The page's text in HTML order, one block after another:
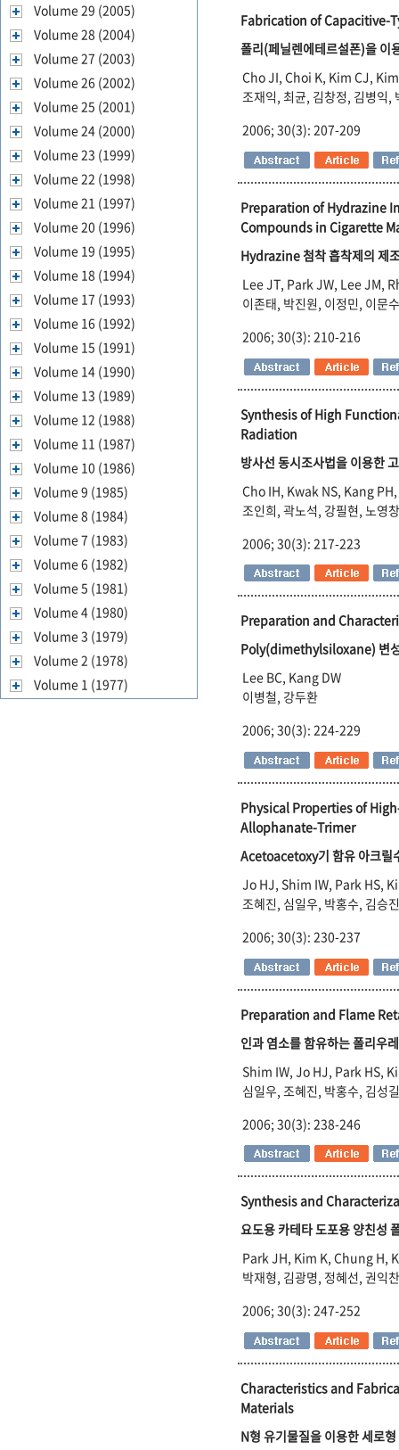
Volume 29 (2005)
Volume 28 (2004)
Volume 27 (2003)
Volume 26 (2002)
Volume 25 (2001)
Volume 24 (2000)
Volume 23 (1999)
Volume 22 (1998)
Volume 21 (1997)
Volume 20 (1996)
Volume 19 (1995)
Volume 18 (1994)
Volume 17 (1993)
Volume 16 (1992)
Volume 15 (1991)
Volume 14 (1990)
Volume 13 (1989)
Volume 12 (1988)
Volume 11 (1987)
Volume 10 (1986)
Volume 9 (1985)
Volume 8 (1984)
Volume 7 (1983)
Volume 6 (1982)
Volume 5 (1981)
Volume 4 (1980)
Volume 3 (1979)
Volume 2 (1978)
Volume 1 (1977)
Fabrication of Capacitive-
폴리(페닐렌에테르설폰)을 이
Cho JI, Choi K, Kim CJ,
조재익, 최균, 김창정, 김병익,
2006; 30(3): 207-209
Preparation of Hydrazine
Compounds in Cigarette
Hydrazine 첨착 흡착제의 제
Lee JT, Park JW, Lee JM,
이존태, 박진원, 이정민, 이문
2006; 30(3): 210-216
Synthesis of High
Radiation
방사선 동시조사법을 이용한
Cho IH, Kwak NS, Kang
조인희, 곽노석, 강필현, 노영
2006; 30(3): 217-223
Preparation and
Poly(dimethylsiloxane) 변
Lee BC, Kang DW
이병철, 강두환
2006; 30(3): 224-229
Physical Properties of
Allophanate-Trimer
Acetoacetoxy기 함유 아크릴
Jo HJ, Shim IW, Park HS,
조혜진, 심일우, 박홍수, 김승
2006; 30(3): 230-237
Preparation and Flame
인과 염소를 함유하는 폴리우
Shim IW, Jo HJ, Park HS,
심일우, 조혜진, 박홍수, 김성
2006; 30(3): 238-246
Synthesis and
요도용 카테타 도포용 양친성
Park JH, Kim K, Chung H,
박재형, 김광명, 정혜선, 권익
2006; 30(3): 247-252
Characteristics and
Materials
N형 유기물질을 이용한 세로